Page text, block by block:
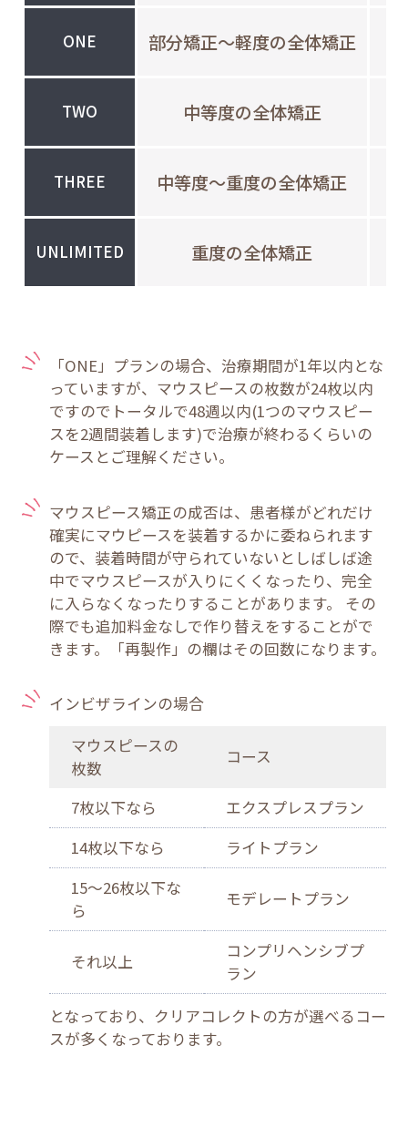
ONE 部分矯正〜軽度の全体矯正
TWO 中等度の全体矯正
THREE 中等度〜重度の全体矯正
UNLIMITED 重度の全体矯正
「ONE」プランの場合、治療期間が1年以内とな
っていますが、マウスピースの枚数が24枚以内
ですのでトータルで48週以内(1つのマウスピー
スを2週間装着します)で治療が終わるくらいの
ケースとご理解ください。
マウスピース矯正の成否は、患者様がどれだけ
確実にマウピースを装着するかに委ねられます
ので、装着時間が守られていないとしばしば途
中でマウスピースが入りにくくなったり、完全
に入らなくなったりすることがあります。 その
際でも追加料金なしで作り替えをすることがで
きます。「再製作」の欄はその回数になります。
インビザラインの場合
マウスピースの
枚数
コース
7枚以下なら
エクスプレスプラン
14枚以下なら
ライトプラン
15〜26枚以下な
ら
モデレートプラン
それ以上
コンプリヘンシブプ
ラン
となっており、クリアコレクトの方が選べるコー
スが多くなっております。